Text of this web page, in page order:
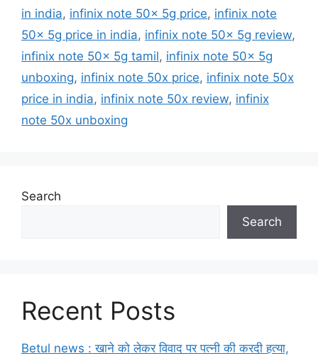
in india, infinix note 50x 5g price, infinix note
50x 5g price in india, infinix note 50x 5g review,
infinix note 50x 5g tamil, infinix note 50x 5g
unboxing, infinix note 50x price, infinix note 50x
price in india, infinix note 50x review, infinix
note 50x unboxing
Search
Search
Recent Posts
Betul news : खाने को लेकर विवाद पर पत्नी की करदी हत्या,